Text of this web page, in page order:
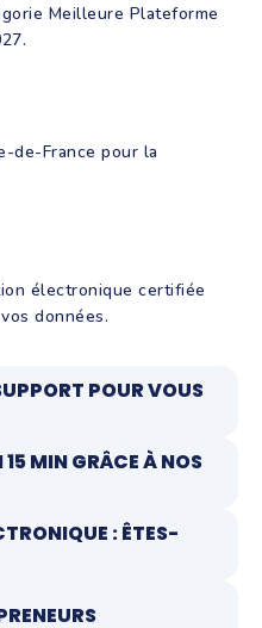
Meilleure Plateforme
de-France pour la
électronique certifiée
données.
POUR VOUS
MIN GRÂCE À NOS
: ÊTES-